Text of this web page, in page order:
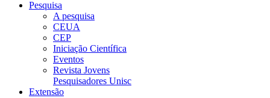
Pesquisa
A pesquisa
CEUA
CEP
Iniciação Científica
Eventos
Revista Jovens
Pesquisadores Unisc
Extensão